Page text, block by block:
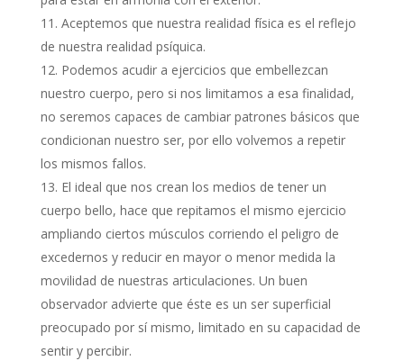
Aceptemos que nuestra realidad física es el reflejo
de nuestra realidad psíquica.
Podemos acudir a ejercicios que embellezcan
nuestro cuerpo, pero si nos limitamos a esa finalidad,
no seremos capaces de cambiar patrones básicos que
condicionan nuestro ser, por ello volvemos a repetir
los mismos fallos.
El ideal que nos crean los medios de tener un
cuerpo bello, hace que repitamos el mismo ejercicio
ampliando ciertos músculos corriendo el peligro de
excedernos y reducir en mayor o menor medida la
movilidad de nuestras articulaciones. Un buen
observador advierte que éste es un ser superficial
preocupado por sí mismo, limitado en su capacidad de
sentir y percibir.